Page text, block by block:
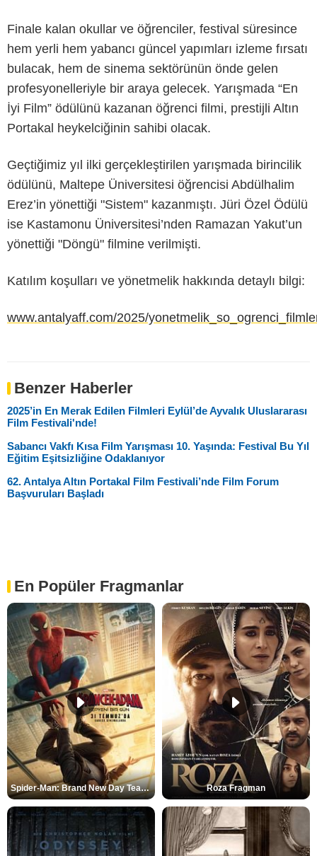
Finale kalan okullar ve öğrenciler, festival süresince
hem yerli hem yabancı güncel yapımları izleme fırsatı
bulacak, hem de sinema sektörünün önde gelen
profesyonelleriyle bir araya gelecek. Yarışmada “En
İyi Film” ödülünü kazanan öğrenci filmi, prestijli Altın
Portakal heykelciğinin sahibi olacak.
Geçtiğimiz yıl ilki gerçekleştirilen yarışmada birincilik
ödülünü, Maltepe Üniversitesi öğrencisi Abdülhalim
Erez’in yönettiği "Sistem" kazanmıştı. Jüri Özel Ödülü
ise Kastamonu Üniversitesi’nden Ramazan Yakut’un
yönettiği "Döngü" filmine verilmişti.
Katılım koşulları ve yönetmelik hakkında detaylı bilgi:
www.antalyaff.com/2025/
Benzer Haberler
2025’in En Merak Edilen Filmleri Eylül’de Ayvalık Uluslararası
Film Festivali'nde!
Sabancı Vakfı Kısa Film Yarışması 10. Yaşında: Festival Bu Yıl
Eğitim Eşitsizliğine Odaklanıyor
62. Antalya Altın Portakal Film Festivali’nde Film Forum
Başvuruları Başladı
En Popüler Fragmanlar
Spider-Man: Brand New Day Teaser Roza Fragman